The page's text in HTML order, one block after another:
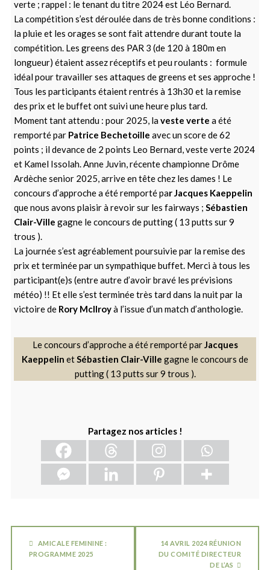
verte ; rappel : le tenant du titre 2024 est Léo Bernard.
La compétition s’est déroulée dans de très bonne conditions :
la pluie et les orages se sont fait attendre durant toute la
compétition. Les greens des PAR 3 (de 120 à 180m en
longueur) étaient assez réceptifs et peu roulants : formule
idéal pour travailler ses attaques de greens et ses approche !
Tous les participants étaient rentrés à 13h30 et la remise
des prix et le buffet ont suivi une heure plus tard.
Moment tant attendu : pour 2025, laveste verte a été
remporté par Patrice Bechetoille avec un score de 62
points ; il devance de 2 points Leo Bernard, veste verte 2024
et Kamel Issolah. Anne Juvin, récente championne Drôme
Ardèche senior 2025, arrive en tête chez les dames ! Le
concours d’approche a été remporté par Jacques Kaeppelin
que nous avons plaisir à revoir sur les fairways ; Sébastien
Clair-Ville gagne le concours de putting ( 13 putts sur 9
trous ).
La journée s’est agréablement poursuivie par la remise des
prix et terminée par un sympathique buffet. Merci à tous les
participant(e)s (entre autre d’avoir bravé les prévisions
météo) !! Et elle s’est terminée très tard dans la nuit par la
victoire de Rory McIlroyà l’issue d’un match d’anthologie.
Le concours d’approche a été remporté parJacques
Kaeppelin etSébastien Clair-Ville gagne le concours de
putting ( 13 putts sur 9 trous ).
Partagez nos articles !
AMICALE FEMININE :
PROGRAMME 2025
14 AVRIL 2024 RÉUNION
DU COMITÉ DIRECTEUR
DE L’AS